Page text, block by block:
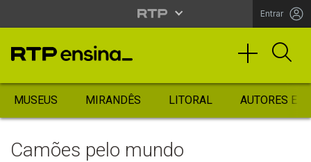
Entrar
MUSEUS MIRANDÊS LITORAL AUTORES
Camões pelo mundo